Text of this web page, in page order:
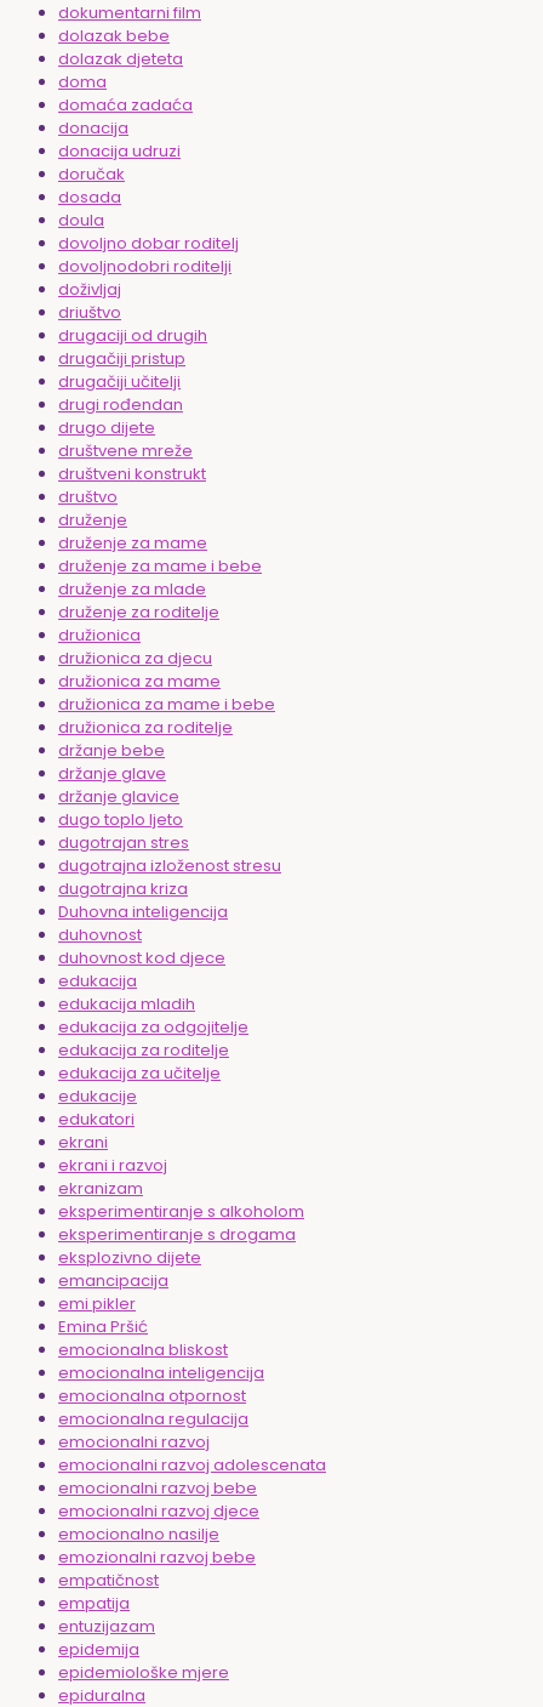
dokumentarni film
dolazak bebe
dolazak djeteta
doma
domaća zadaća
donacija
donacija udruzi
doručak
dosada
doula
dovoljno dobar roditelj
dovoljnodobri roditelji
doživljaj
driuštvo
drugaciji od drugih
drugačiji pristup
drugačiji učitelji
drugi rođendan
drugo dijete
društvene mreže
društveni konstrukt
društvo
druženje
druženje za mame
druženje za mame i bebe
druženje za mlade
druženje za roditelje
družionica
družionica za djecu
družionica za mame
družionica za mame i bebe
družionica za roditelje
držanje bebe
držanje glave
držanje glavice
dugo toplo ljeto
dugotrajan stres
dugotrajna izloženost stresu
dugotrajna kriza
Duhovna inteligencija
duhovnost
duhovnost kod djece
edukacija
edukacija mladih
edukacija za odgojitelje
edukacija za roditelje
edukacija za učitelje
edukacije
edukatori
ekrani
ekrani i razvoj
ekranizam
eksperimentiranje s alkoholom
eksperimentiranje s drogama
eksplozivno dijete
emancipacija
emi pikler
Emina Pršić
emocionalna bliskost
emocionalna inteligencija
emocionalna otpornost
emocionalna regulacija
emocionalni razvoj
emocionalni razvoj adolescenata
emocionalni razvoj bebe
emocionalni razvoj djece
emocionalno nasilje
emozionalni razvoj bebe
empatičnost
empatija
entuzijazam
epidemija
epidemiološke mjere
epiduralna